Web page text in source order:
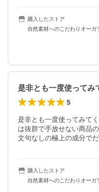
購入したストア
自然素材へのこだわりオーガ
5
是非とも一度使ってみて
は抜群で手放せない商品
文句なしの極上の成分で
購入したストア
自然素材へのこだわりオーガ